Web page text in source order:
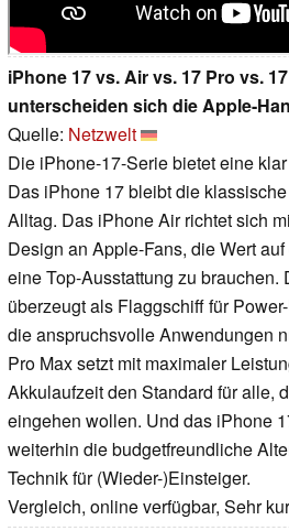
iPhone 17 vs. Air vs. 17 Pro vs.
unterscheiden sich die Apple-
Quelle: Netzwelt
Die iPhone-17-Serie bietet eine
Das iPhone 17 bleibt die
Alltag. Das iPhone Air richtet sich
Design an Apple-Fans, die Wert
eine Top-Ausstattung zu brauchen.
überzeugt als Flaggschiff für
die anspruchsvolle Anwendungen
Pro Max setzt mit maximaler
Akkulaufzeit den Standard für alle,
eingehen wollen. Und das iPhone
weiterhin die budgetfreundliche
Technik für (Wieder-)Einsteiger.
Vergleich, online verfügbar, Sehr